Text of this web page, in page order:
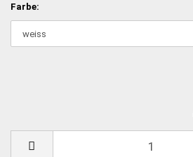
Farbe: